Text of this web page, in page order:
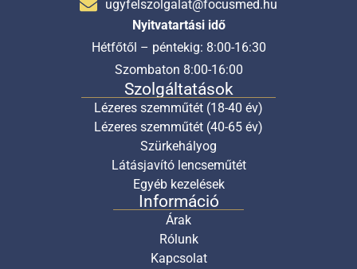
ugyfelszolgalat@focusmed.hu
Nyitvatartási idő
Hétfőtől – péntekig: 8:00-16:30
Szombaton 8:00-16:00
Szolgáltatások
Lézeres szemműtét (18-40 év)
Lézeres szemműtét (40-65 év)
Szürkehályog
Látásjavító lencseműtét
Egyéb kezelések
Információ
Árak
Rólunk
Kapcsolat